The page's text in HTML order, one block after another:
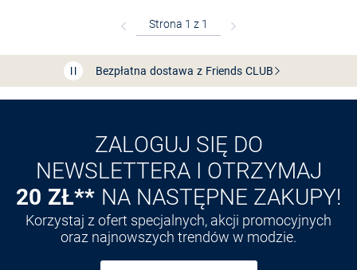
Bezpłatna dostawa z FriendsCLUB
Przedłużenie czasu zwrotu towaru: 60 dni
Odkryj aplikację VAN GRAAF
ZALOGUJ SIĘ DO
NEWSLETTERA I OTRZYMAJ
20 ZŁ** NA NASTĘPNE ZAKUPY!
Korzystaj z ofert specjalnych, akcji promocyjnych
oraz najnowszych trendów w modzie.